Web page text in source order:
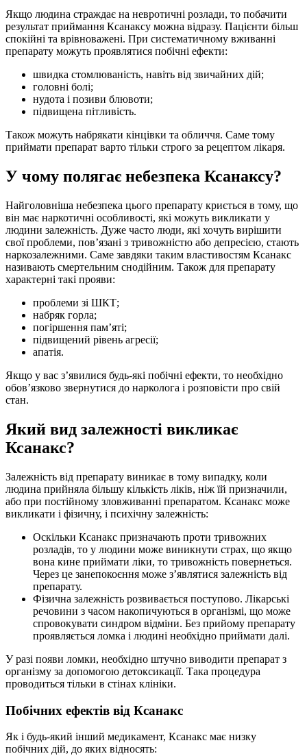
Якщо людина страждає на невротичні розлади, то побачити
результат приймання Ксанаксу можна відразу. Пацієнти більш
спокійні та врівноважені. При систематичному вживанні
препарату можуть проявлятися побічні ефекти:
швидка стомлюваність, навіть від звичайних дій;
головні болі;
нудота і позиви блювоти;
підвищена пітливість.
Також можуть набрякати кінцівки та обличчя. Саме тому
приймати препарат варто тільки строго за рецептом лікаря.
У чому полягає небезпека Ксанаксу?
Найголовніша небезпека цього препарату криється в тому, що
він має наркотичні особливості, які можуть викликати у
людини залежність. Дуже часто люди, які хочуть вирішити
свої проблеми, пов’язані з тривожністю або депресією, стають
наркозалежними. Саме завдяки таким властивостям Ксанакс
називають смертельним снодійним. Також для препарату
характерні такі прояви:
проблеми зі ШКТ;
набряк горла;
погіршення пам’яті;
підвищений рівень агресії;
апатія.
Якщо у вас з’явилися будь-які побічні ефекти, то необхідно
обов’язково звернутися до нарколога і розповісти про свій
стан.
Який вид залежності викликає
Ксанакс?
Залежність від препарату виникає в тому випадку, коли
людина прийняла більшу кількість ліків, ніж їй призначили,
або при постійному зловживанні препаратом. Ксанакс може
викликати і фізичну, і психічну залежність:
Оскільки Ксанакс призначають проти тривожних
розладів, то у людини може виникнути страх, що якщо
вона кине приймати ліки, то тривожність повернеться.
Через це занепокоєння може з’являтися залежність від
препарату.
Фізична залежність розвивається поступово. Лікарські
речовини з часом накопичуються в організмі, що може
спровокувати синдром відміни. Без прийому препарату
проявляється ломка і людині необхідно приймати далі.
У разі появи ломки, необхідно штучно виводити препарат з
організму за допомогою детоксикації. Така процедура
проводиться тільки в стінах клініки.
Побічних ефектів від Ксанакс
Як і будь-який інший медикамент, Ксанакс має низку
побічних дій, до яких відносять: